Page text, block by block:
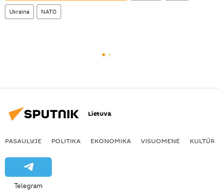
Ukraina NATO
Lietuva
PASAULYJE POLITIKA EKONOMIKA VISUOMENĖ KULTŪRA
Telegram